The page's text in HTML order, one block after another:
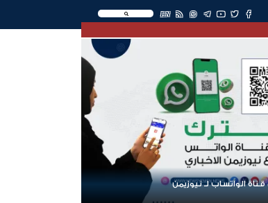
EN
عودة الرحلات الدولية إلى اليمن.. ادعاء حكومي بلا